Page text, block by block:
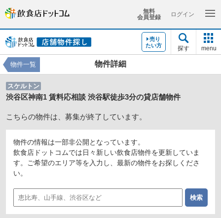
無料
会員登録
ログイン
売り
たい方
探す menu
物件詳細
物件一覧
スケルトン
渋谷区神南1 賃料応相談 渋谷駅徒歩3分の貸店舗物件
こちらの物件は、募集が終了しています。
物件の情報は一部非公開となっています。
飲食店ドットコムでは日々新しい飲食店物件を更新していま
す。ご希望のエリア等を入力し、最新の物件をお探しくださ
い。